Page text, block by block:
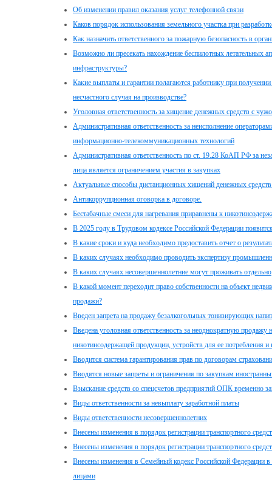
Об изменении правил оказания услуг телефонной связи
Каков порядок использования земельного участка при
Как назначить ответственного за пожарную безопасность в
Возможно ли пресекать нахождение беспилотных летательных
инфраструктуры?
Какие выплаты и гарантии полагаются работнику при
несчастного случая на производстве?
Уголовная ответственность за хищение денежных средств с
Административная ответственность за неисполнение
информационно-телекоммуникационных технологий
Административная ответственность по ст. 19.28 КоАП РФ за
лица является ограничением участия в закупках
Актуальные способы дистанционных хищений денежных
Антикоррупционная оговорка в договоре.
Бестабачные смеси для нагревания приравнены к
В 2025 году в Трудовом кодексе Российской Федерации
В какие сроки и куда необходимо предоставить отчет о
В каких случаях необходимо проводить экспертизу
В каких случаях несовершеннолетние могут проживать отдельно
В какой момент переходит право собственности на объект
продажи?
Введен запрета на продажу безалкогольных тонизирующих
Введена уголовная ответственность за неоднократную продажу
никотинсодержащей продукции, устройств для ее потребления и
Вводится система гарантирования прав по договорам
Вводятся новые запреты и ограничения по закупкам
Взыскание средств со спецсчетов предприятий ОПК временно
Виды ответственности за невыплату заработной платы
Виды ответственности несовершеннолетних
Внесены изменения в порядок регистрации транспортного
Внесены изменения в порядок регистрации транспортного
Внесены изменения в Семейный кодекс Российской Федерации
лицами